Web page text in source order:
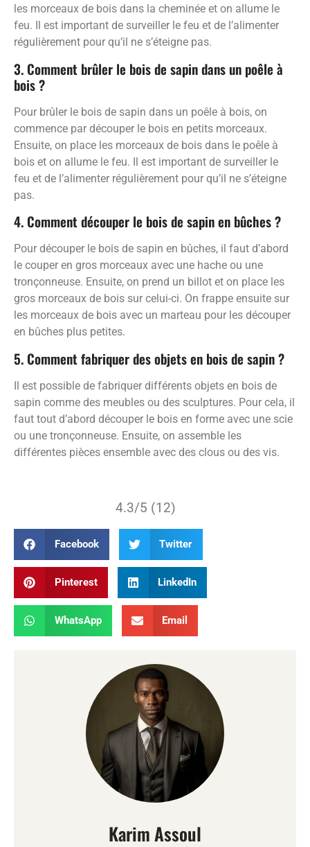
les morceaux de bois dans la cheminée et on allume le
feu. Il est important de surveiller le feu et de l’alimenter
régulièrement pour qu’il ne s’éteigne pas.
3. Comment brûler le bois de sapin dans un poêle à
bois ?
Pour brûler le bois de sapin dans un poêle à bois, on
commence par découper le bois en petits morceaux.
Ensuite, on place les morceaux de bois dans le poêle à
bois et on allume le feu. Il est important de surveiller le
feu et de l’alimenter régulièrement pour qu’il ne s’éteigne
pas.
4. Comment découper le bois de sapin en bûches ?
Pour découper le bois de sapin en bûches, il faut d’abord
le couper en gros morceaux avec une hache ou une
tronçonneuse. Ensuite, on prend un billot et on place les
gros morceaux de bois sur celui-ci. On frappe ensuite sur
les morceaux de bois avec un marteau pour les découper
en bûches plus petites.
5. Comment fabriquer des objets en bois de sapin ?
Il est possible de fabriquer différents objets en bois de
sapin comme des meubles ou des sculptures. Pour cela, il
faut tout d’abord découper le bois en forme avec une scie
ou une tronçonneuse. Ensuite, on assemble les
différentes pièces ensemble avec des clous ou des vis.
4.3/5 (12)
Facebook Twitter
Pinterest LinkedIn
WhatsApp Email
Karim Assoul